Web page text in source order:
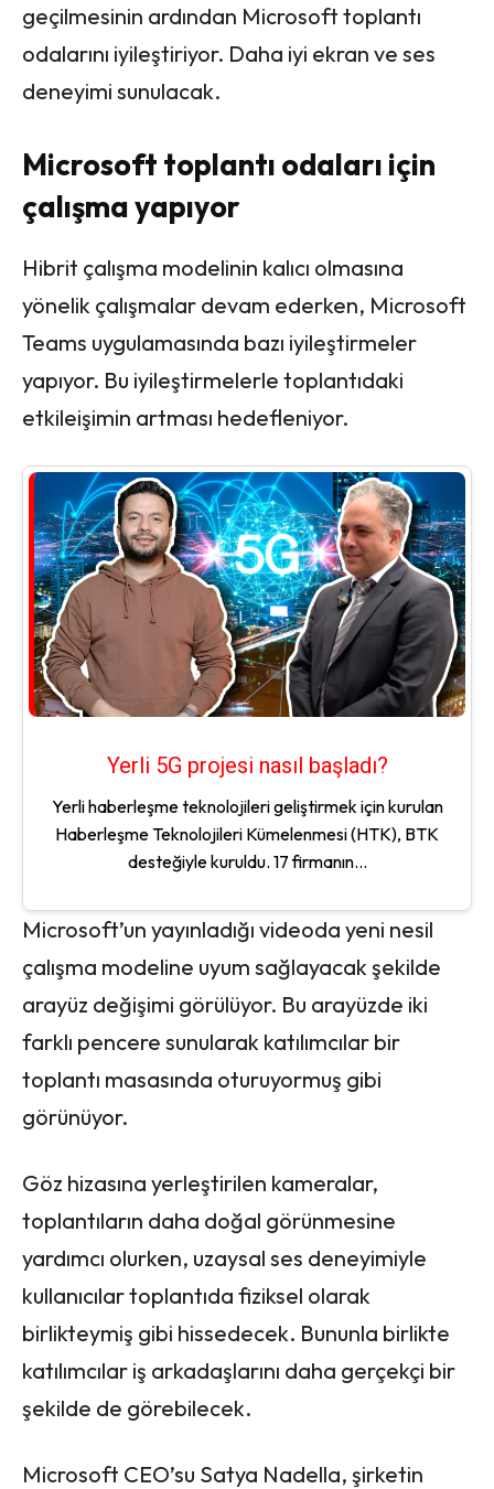
geçilmesinin ardından Microsoft toplantı
odalarını iyileştiriyor. Daha iyi ekran ve ses
deneyimi sunulacak.
Microsoft toplantı odaları için
çalışma yapıyor
Hibrit çalışma modelinin kalıcı olmasına
yönelik çalışmalar devam ederken, Microsoft
Teams uygulamasında bazı iyileştirmeler
yapıyor. Bu iyileştirmelerle toplantıdaki
etkileişimin artması hedefleniyor.
Yerli 5G projesi nasıl başladı?
Yerli haberleşme teknolojileri geliştirmek için kurulan
Haberleşme Teknolojileri Kümelenmesi (HTK), BTK
desteğiyle kuruldu. 17 firmanın...
Microsoft’un yayınladığı videoda yeni nesil
çalışma modeline uyum sağlayacak şekilde
arayüz değişimi görülüyor. Bu arayüzde iki
farklı pencere sunularak katılımcılar bir
toplantı masasında oturuyormuş gibi
görünüyor.
Göz hizasına yerleştirilen kameralar,
toplantıların daha doğal görünmesine
yardımcı olurken, uzaysal ses deneyimiyle
kullanıcılar toplantıda fiziksel olarak
birlikteymiş gibi hissedecek. Bununla birlikte
katılımcılar iş arkadaşlarını daha gerçekçi bir
şekilde de görebilecek.
Microsoft CEO’su Satya Nadella, şirketin